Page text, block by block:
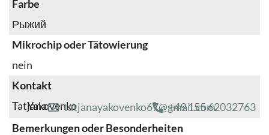
Farbe
Рыжий
Mikrochip oder Tätowierung
nein
Kontakt
Tatjana
Yakovenkotatjanayakovenko67@gmail.com
+49 155 62032763
Bemerkungen oder Besonderheiten